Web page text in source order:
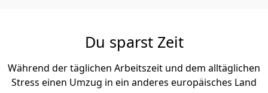
Du sparst Zeit
Während der täglichen Arbeitszeit und dem alltäglichen
Stress einen Umzug in ein anderes europäisches Land